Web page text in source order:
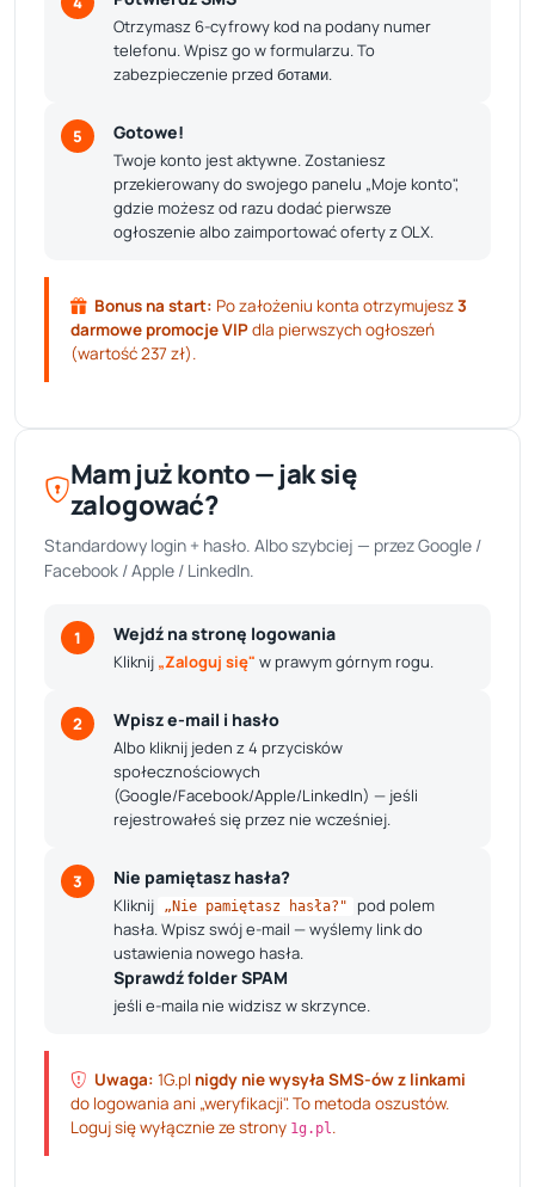
Otrzymasz 6-cyfrowy kod na podany numer
telefonu. Wpisz go w formularzu. To
zabezpieczenie przed ботами.
5 Gotowe!
Twoje konto jest aktywne. Zostaniesz
przekierowany do swojego panelu „Moje konto",
gdzie możesz od razu dodać pierwsze
ogłoszenie albo zaimportować oferty z OLX.
Bonus na start: Po założeniu konta otrzymujesz3
darmowe promocje VIPdla pierwszych ogłoszeń
(wartość 237 zł).
Mam już konto — jak się
zalogować?
Standardowy login + hasło. Albo szybciej — przez Google /
Facebook / Apple / LinkedIn.
1 Wejdź na stronę logowania
Kliknij „Zaloguj się" w prawym górnym rogu.
2 Wpisz e-mail i hasło
Albo kliknij jeden z 4 przycisków
społecznościowych
(Google/Facebook/Apple/LinkedIn) — jeśli
rejestrowałeś się przez nie wcześniej.
3 Nie pamiętasz hasła?
Kliknij „Nie pamiętasz hasła?"
pod polem
hasła. Wpisz swój e-mail — wyślemy link do
ustawienia nowego hasła.
Sprawdź folder SPAM
jeśli e-maila nie widzisz w skrzynce.
Uwaga: 1G.pl nigdy nie wysyła SMS-ów z linkami
do logowania ani „weryfikacji". To metoda oszustów.
Loguj się wyłącznie ze strony 1g.pl.